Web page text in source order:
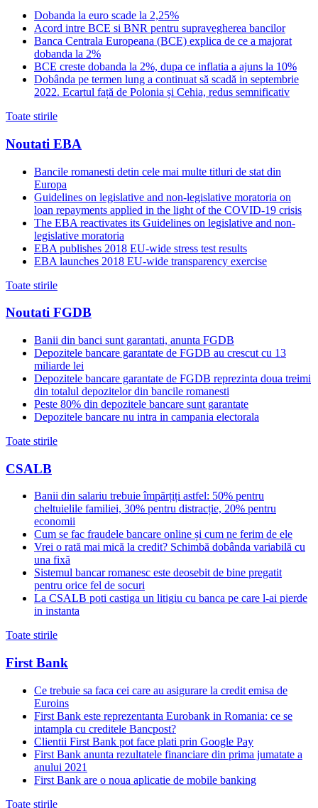
Dobanda la euro scade la 2,25%
Acord intre BCE si BNR pentru supravegherea bancilor
Banca Centrala Europeana (BCE) explica de ce a majorat
dobanda la 2%
BCE creste dobanda la 2%, dupa ce inflatia a ajuns la 10%
Dobânda pe termen lung a continuat să scadă in septembrie
2022. Ecartul față de Polonia și Cehia, redus semnificativ
Toate stirile
Noutati EBA
Bancile romanesti detin cele mai multe titluri de stat din
Europa
Guidelines on legislative and non-legislative moratoria on
loan repayments applied in the light of the COVID-19 crisis
The EBA reactivates its Guidelines on legislative and non-
legislative moratoria
EBA publishes 2018 EU-wide stress test results
EBA launches 2018 EU-wide transparency exercise
Toate stirile
Noutati FGDB
Banii din banci sunt garantati, anunta FGDB
Depozitele bancare garantate de FGDB au crescut cu 13
miliarde lei
Depozitele bancare garantate de FGDB reprezinta doua treimi
din totalul depozitelor din bancile romanesti
Peste 80% din depozitele bancare sunt garantate
Depozitele bancare nu intra in campania electorala
Toate stirile
CSALB
Banii din salariu trebuie împărțiți astfel: 50% pentru
cheltuielile familiei, 30% pentru distracție, 20% pentru
economii
Cum se fac fraudele bancare online și cum ne ferim de ele
Vrei o rată mai mică la credit? Schimbă dobânda variabilă cu
una fixă
Sistemul bancar romanesc este deosebit de bine pregatit
pentru orice fel de socuri
La CSALB poti castiga un litigiu cu banca pe care l-ai pierde
in instanta
Toate stirile
First Bank
Ce trebuie sa faca cei care au asigurare la credit emisa de
Euroins
First Bank este reprezentanta Eurobank in Romania: ce se
intampla cu creditele Bancpost?
Clientii First Bank pot face plati prin Google Pay
First Bank anunta rezultatele financiare din prima jumatate a
anului 2021
First Bank are o noua aplicatie de mobile banking
Toate stirile